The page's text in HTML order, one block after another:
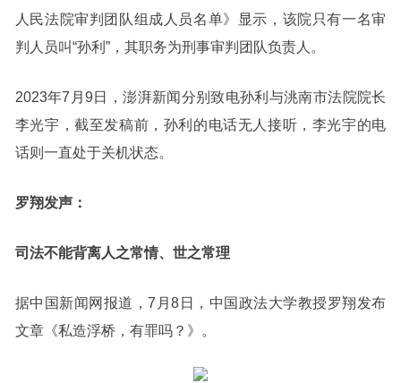
人民法院审判团队组成人员名单》显示，该院只有一名审
判人员叫“孙利”，其职务为刑事审判团队负责人。
2023年7月9日，澎湃新闻分别致电孙利与洮南市法院院长
李光宇，截至发稿前，孙利的电话无人接听，李光宇的电
话则一直处于关机状态。
罗翔发声：
司法不能背离人之常情、世之常理
据中国新闻网报道，7月8日，中国政法大学教授罗翔发布
文章《私造浮桥，有罪吗？》。